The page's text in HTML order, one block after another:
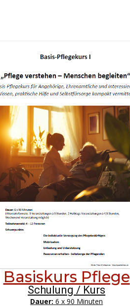
Basiskurs Pflege
Schulung / Kurs
Dauer: 6 x 90 Minuten